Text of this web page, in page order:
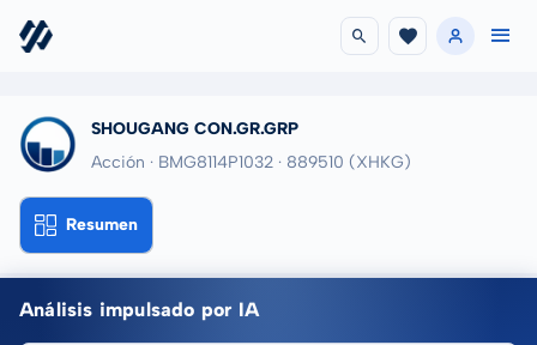
SHOUGANG CON.GR.GRP
Acción · BMG8114P1032 · 889510 (XHKG)
Resumen
Análisis impulsado por IA